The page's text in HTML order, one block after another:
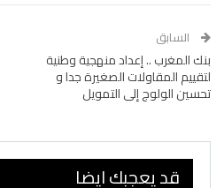
السابق
بنك المغرب .. إعداد منهجية وطنية
لتقييم المقاولات الصغيرة جدا و
تحسين الولوج إلى التمويل
قد يعجبك ايضا